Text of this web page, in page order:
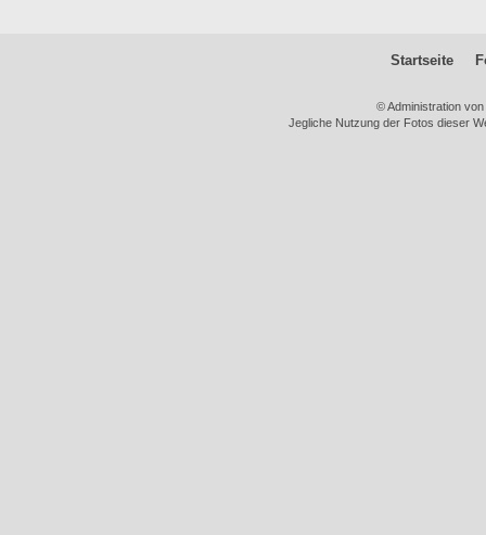
Startseite
© Administration
Jegliche Nutzung der Fotos dieser